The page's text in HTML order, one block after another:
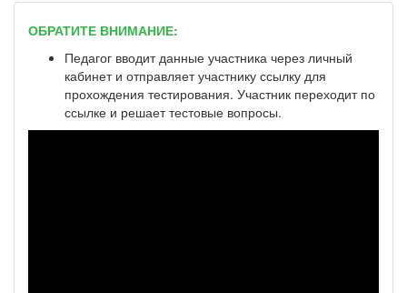
ОБРАТИТЕ ВНИМАНИЕ:
Педагог вводит данные участника через личный
кабинет и отправляет участнику ссылку для
прохождения тестирования. Участник переходит по
ссылке и решает тестовые вопросы.